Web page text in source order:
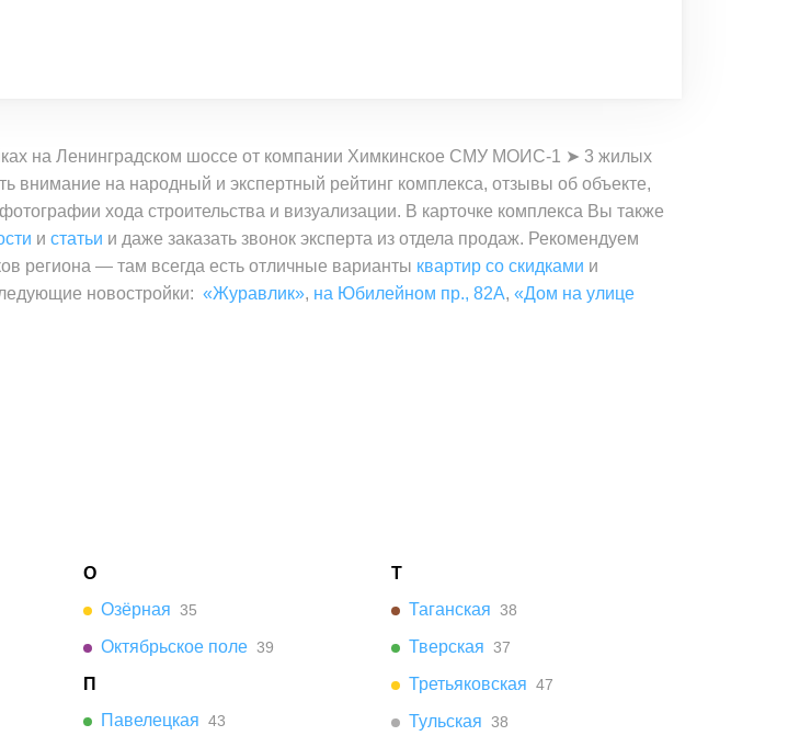
на Ленинградском шоссе от компании Химкинское СМУ МОИС-1 ➤ 3 жилых
внимание на народный и экспертный рейтинг комплекса, отзывы об объекте,
хода строительства и визуализации. В карточке комплекса Вы также
и статьи и даже заказать звонок эксперта из отдела продаж. Рекомендуем
региона — там всегда есть отличные варианты квартир со скидками и
новостройки: «Журавлик», на Юбилейном пр., 82А, «Дом на улице
О
Озёрная 35
Октябрьское поле 39
П
Павелецкая 43
Т
Таганская 38
Тверская 37
Третьяковская 47
Тульская 38